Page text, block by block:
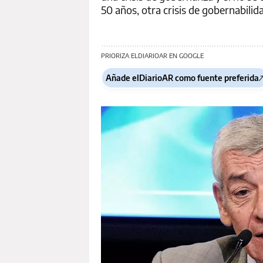
50 años, otra crisis de
PRIORIZA ELDIARIOAR EN GOOGLE
Añade elDiarioAR como fuente preferida